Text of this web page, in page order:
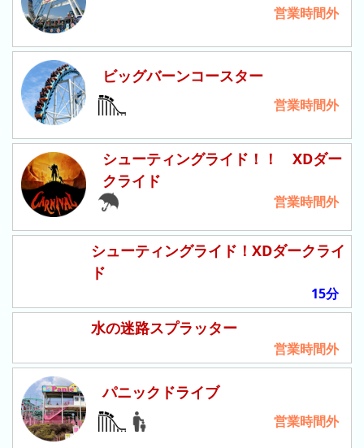
混
雑
ラ
ン
キ
ン
グ
今
日
の
ラ
ン
キ
ン
グ
昨
日
の
ラ
グ
月
の
ラ
ン
キ
営業時間外
ビッグバーンコースター
営業時間外
シューティングライド！！ XDダー
クライド
営業時間外
シューティングライド！XDダークライ
ド
15分
水の迷路スプラッター
営業時間外
パニックドライブ
営業時間外